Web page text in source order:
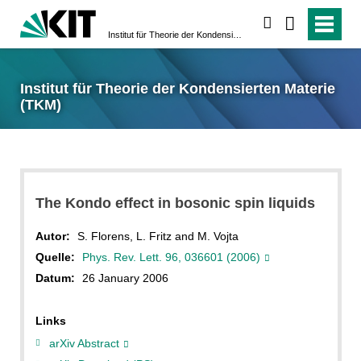
Institut für Theorie der Kondensierten Materie
(TKM)
The Kondo effect in bosonic spin liquids
Autor:
S. Florens, L. Fritz and M. Vojta
Quelle:
Phys. Rev. Lett. 96, 036601 (2006)
Datum:
26 January 2006
Links
arXiv Abstract